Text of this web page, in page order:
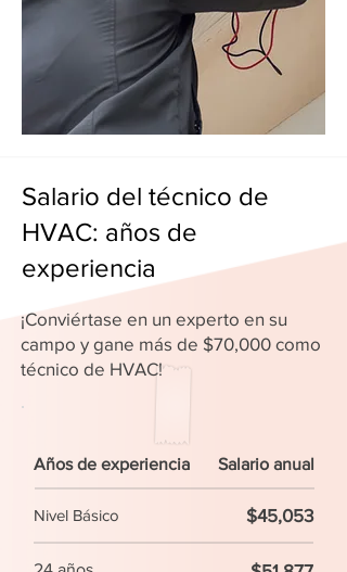
Salario del técnico de
HVAC: años de
experiencia
¡Conviértase en un experto en su
campo y gane más de $70,000 como
técnico de HVAC!
Años de experiencia Salario anual
Nivel Básico $45,053